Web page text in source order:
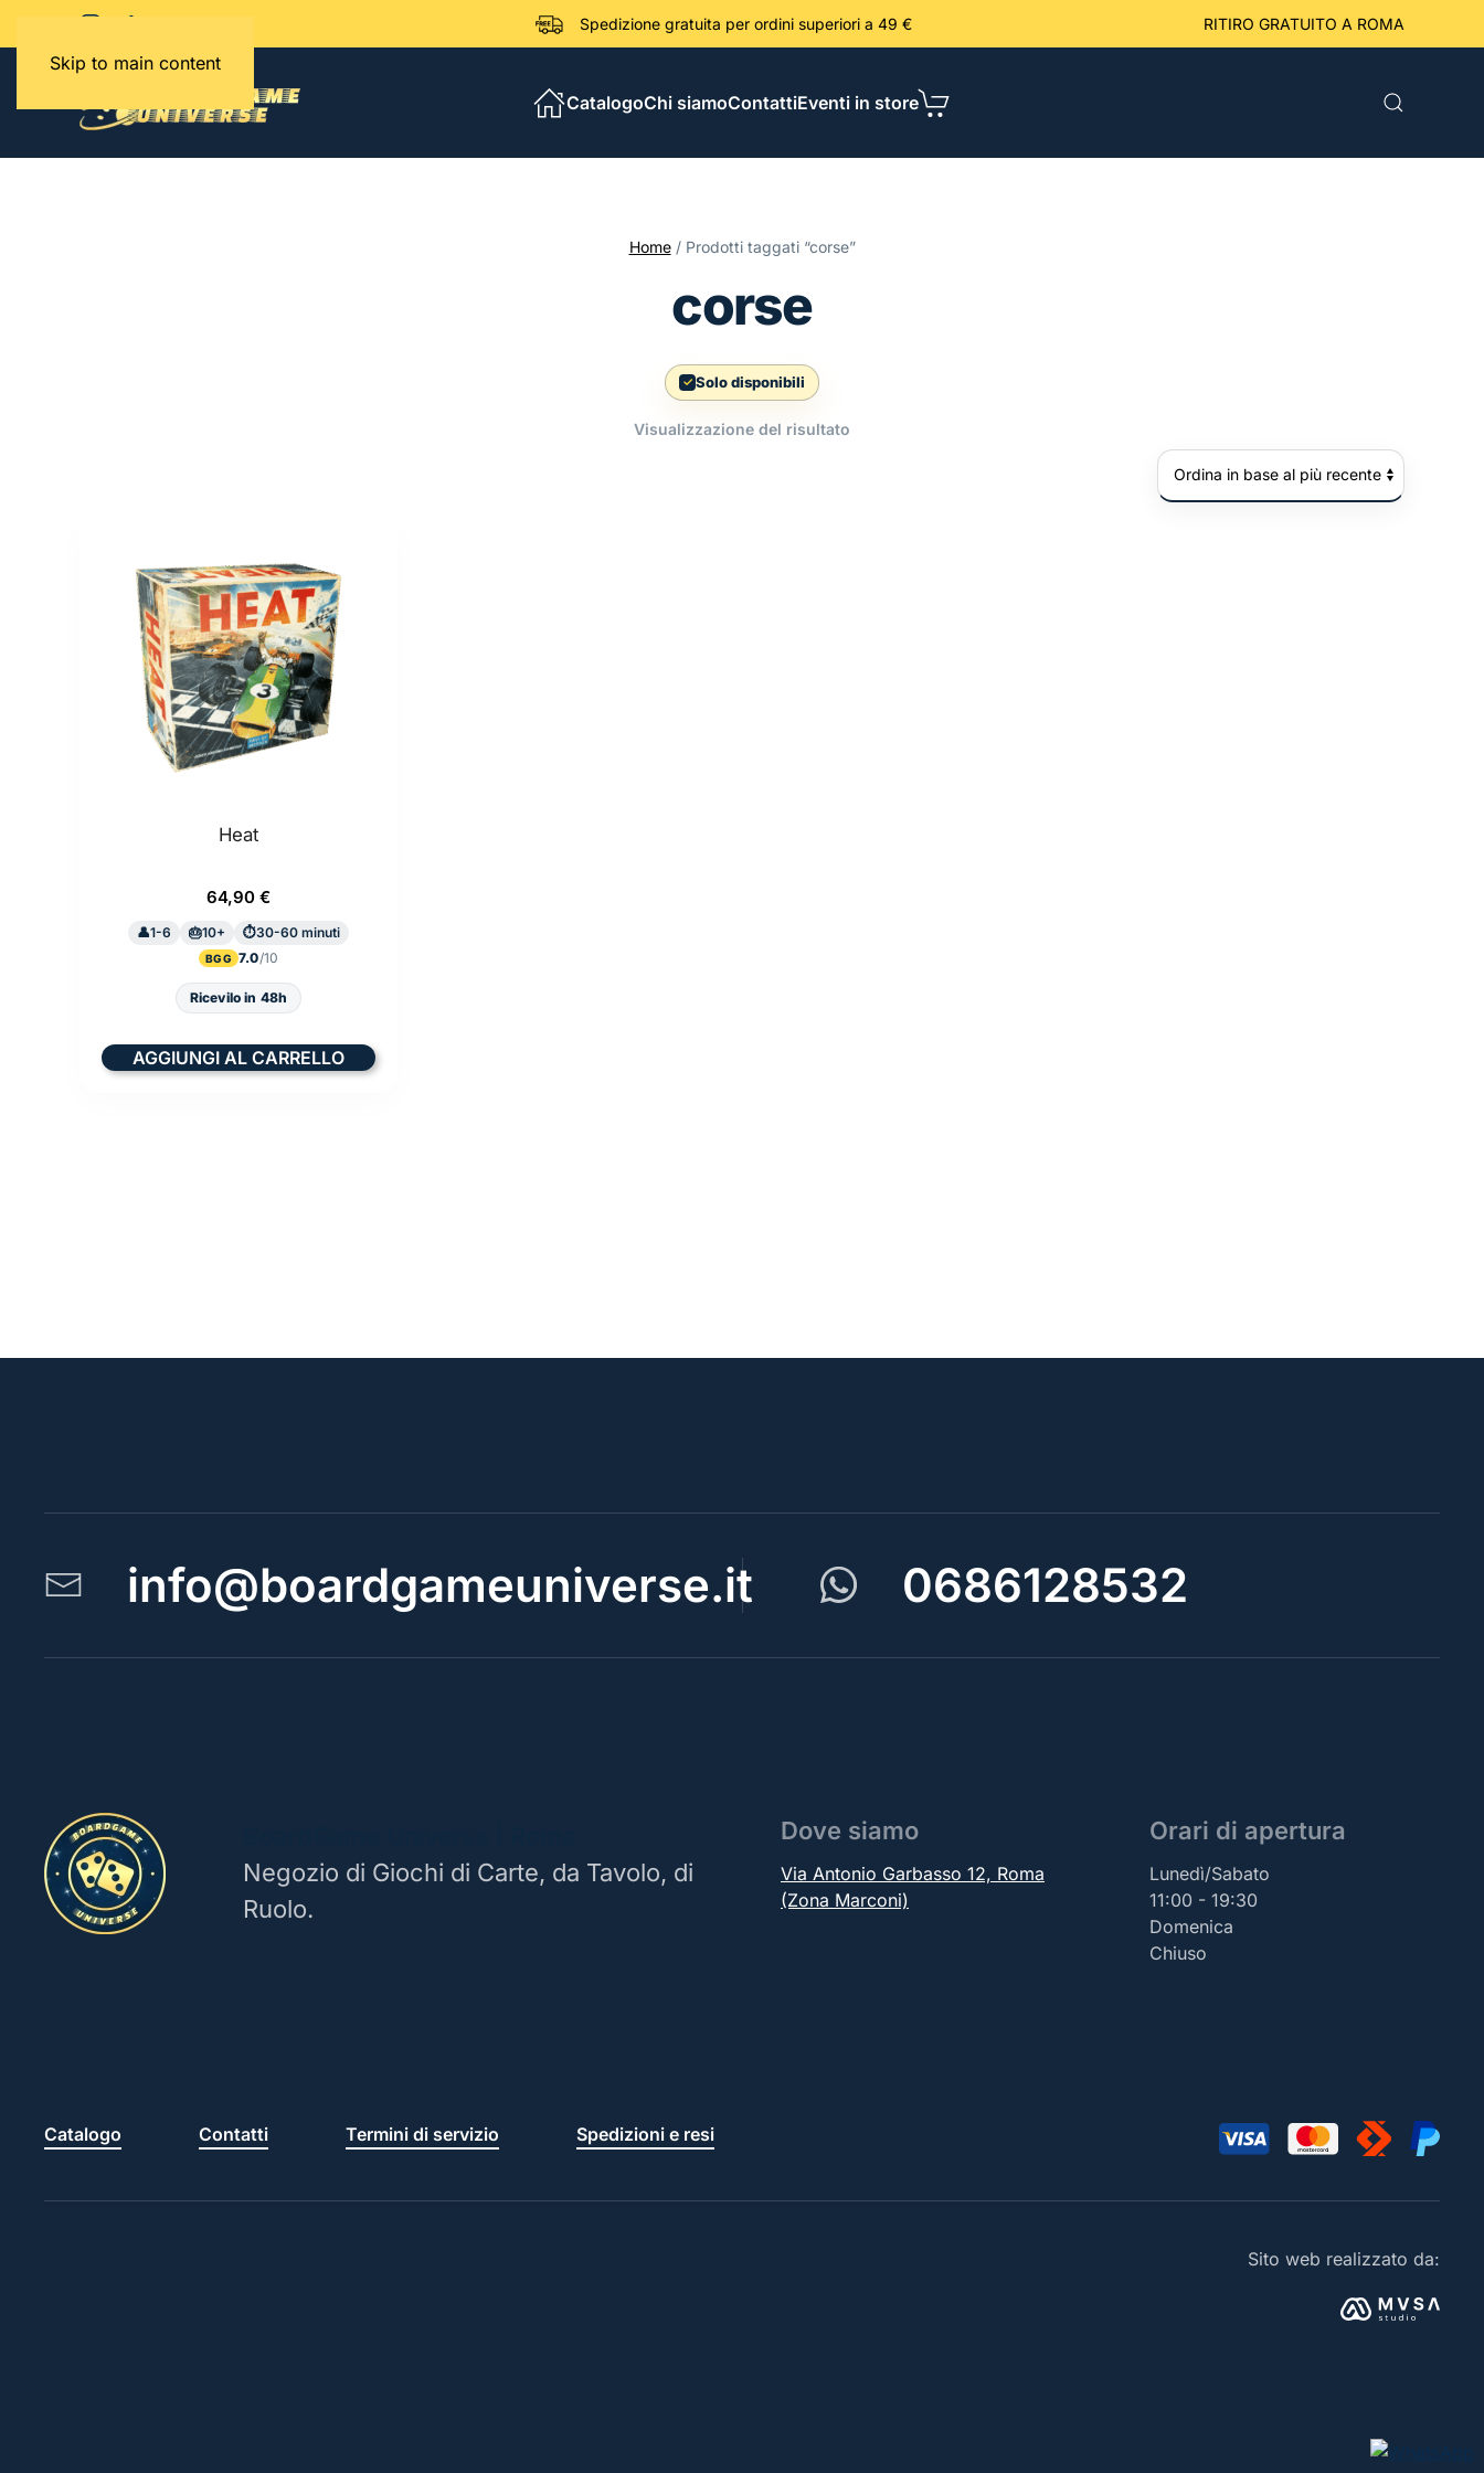
Skip to main content
Spedizione gratuita per ordini superiori a 49 € RITIRO GRATUITO A ROMA
CatalogoChi siamoContattiEventi in store
Home/ Prodotti taggati “corse”
corse
Solo disponibili
Visualizzazione del risultato
Heat
64,90 €
1-6 10+ 30-60 minuti
BGG 7.0
Ricevilo in 48h
AGGIUNGI AL CARRELLO
info@boardgameuniverse.it 0686128532
Negozio di Giochi di Carte, da Tavolo, di
Ruolo.
Dove siamo
Via Antonio Garbasso 12, Roma
(Zona Marconi)
Orari di apertura
Lunedì/Sabato
11:00 - 19:30
Domenica
Chiuso
Catalogo Contatti Termini di servizio Spedizioni e resi
Sito web realizzato da: